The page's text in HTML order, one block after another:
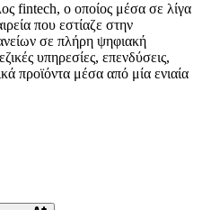
fintech, ο οποίος μέσα σε λίγα
που εστίαζε στην
σε πλήρη ψηφιακή
υπηρεσίες, επενδύσεις,
προϊόντα μέσα από μία ενιαία